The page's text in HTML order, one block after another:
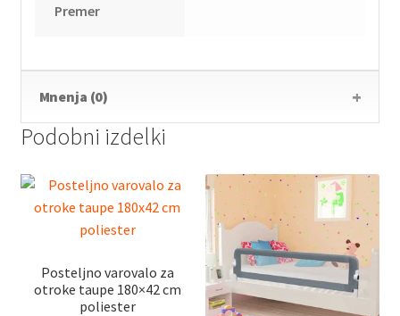
Premer
Mnenja (0)
Podobni izdelki
Posteljno varovalo za
otroke taupe 180×42 cm
poliester